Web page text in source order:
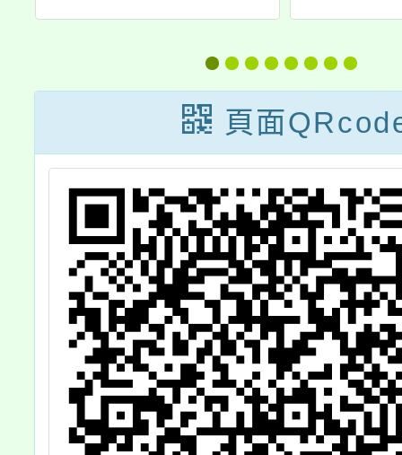
疾字第
止「嚴重特
染性肺炎隔
檢疫期間防
償辦法」一
案
規自中華
114年9月9
行，相關法
法規命令及
命令條文涉
該新機關掌
項者，其管
關業經行政
告變更
頁面